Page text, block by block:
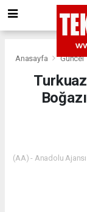
Anasayfa Güncel
(AA) - Anadolu